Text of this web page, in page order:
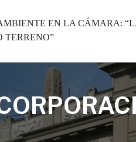
EN LA CÁMARA:
TERRENO”